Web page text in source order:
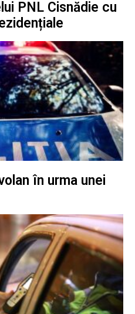
PNL Cisnădie cu
în urma unei